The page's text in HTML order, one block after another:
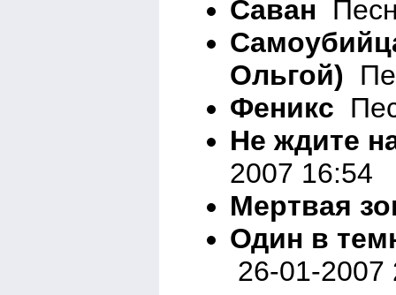
Саван
Ольгой)
Феникс
Не ждите
2007 16:54
Мертвая
Один в
26-01-2007